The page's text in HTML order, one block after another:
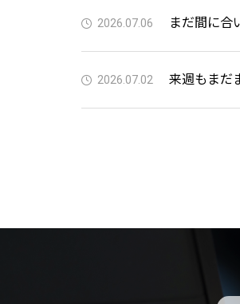
2026.07.06 まだ間に合
2026.07.02 来週もまだ